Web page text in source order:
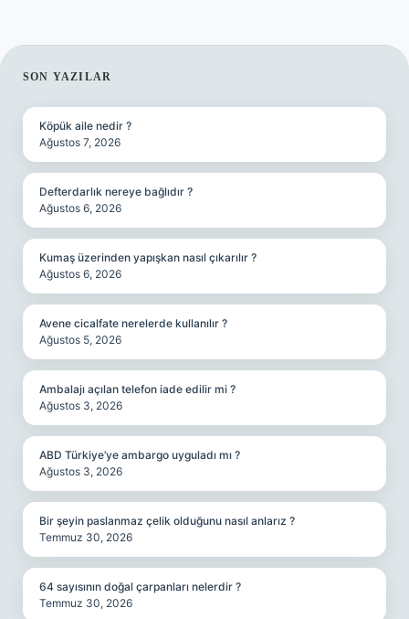
SIDEBAR
SON YAZILAR
Köpük aile nedir ?
Ağustos 7, 2026
Defterdarlık nereye bağlıdır ?
Ağustos 6, 2026
Kumaş üzerinden yapışkan nasıl çıkarılır ?
Ağustos 6, 2026
Avene cicalfate nerelerde kullanılır ?
Ağustos 5, 2026
Ambalajı açılan telefon iade edilir mi ?
Ağustos 3, 2026
ABD Türkiye’ye ambargo uyguladı mı ?
Ağustos 3, 2026
Bir şeyin paslanmaz çelik olduğunu nasıl anlarız ?
Temmuz 30, 2026
64 sayısının doğal çarpanları nelerdir ?
Temmuz 30, 2026